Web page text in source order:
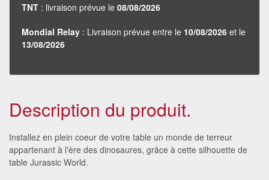
TNT : livraison prévue le 08/08/2026
Mondial Relay : Livraison prévue entre le 10/08/2026 et le
13/08/2026
Description du produit.
Installez en plein coeur de votre table un monde de terreur
appartenant à l'ère des dinosaures, grâce à cette silhouette de
table Jurassic World.